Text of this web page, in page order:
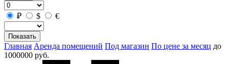
₽ $ €
Показать
Главная Аренда помещений Под магазин По цене за месяц до
1000000 руб.